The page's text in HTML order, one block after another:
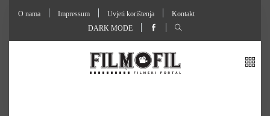
O nama Impressum Uvjeti korištenja
Kontakt
DARK MODE